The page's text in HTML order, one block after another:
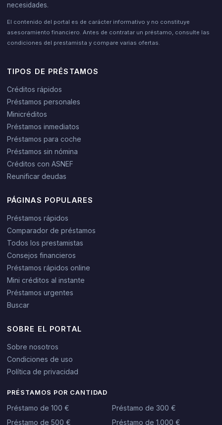
necesidades.
El contenido del portal es de carácter informativo y no constituye
asesoramiento financiero. Antes de contratar un préstamo, consulte las
condiciones del prestamista y compare varias ofertas.
TIPOS DE PRÉSTAMOS
Créditos rápidos
Préstamos personales
Minicréditos
Préstamos inmediatos
Préstamos para coche
Préstamos sin nómina
Créditos con ASNEF
Reunificar deudas
PÁGINAS POPULARES
Préstamos rápidos
Comparador de préstamos
Todos los prestamistas
Consejos financieros
Préstamos rápidos online
Mini créditos al instante
Préstamos urgentes
Buscar
SOBRE EL PORTAL
Sobre nosotros
Condiciones de uso
Política de privacidad
PRÉSTAMOS POR CANTIDAD
Préstamo de 100 €
Préstamo de 300 €
Préstamo de 500 €
Préstamo de 1.000 €